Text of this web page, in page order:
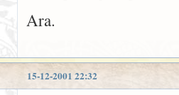
Ara.
15-12-2001 22:32